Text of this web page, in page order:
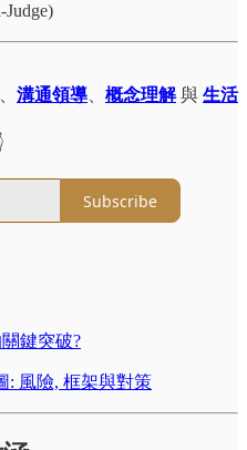
溝通領導 概念理解 與 生活
Subscribe
鍵突破?
: 風險, 框架與對策